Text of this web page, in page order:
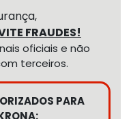
FRAUDES!
oficiais e não
terceiros.
PARA